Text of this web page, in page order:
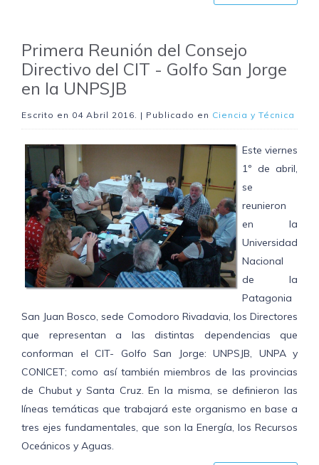
Primera Reunión del Consejo
Directivo del CIT - Golfo San Jorge
en la UNPSJB
Escrito en 04 Abril 2016 . | Publicado en Ciencia y Técnica
Este viernes
1º de abril,
se
reunieron
en la
Universidad
Nacional
de la
Patagonia
San Juan Bosco, sede Comodoro Rivadavia, los Directores
que representan a las distintas dependencias que
conforman el CIT- Golfo San Jorge: UNPSJB, UNPA y
CONICET; como así también miembros de las provincias
de Chubut y Santa Cruz. En la misma, se definieron las
líneas temáticas que trabajará este organismo en base a
tres ejes fundamentales, que son la Energía, los Recursos
Oceánicos y Aguas.